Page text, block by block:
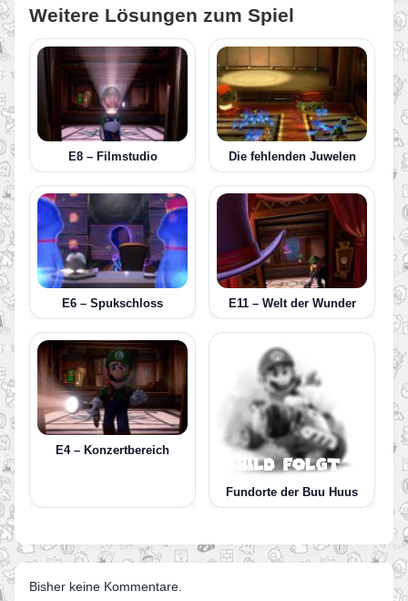
Weitere Lösungen zum Spiel
E8 – Filmstudio Die fehlenden Juwelen
E6 – Spukschloss E11 – Welt der Wunder
E4 – Konzertbereich
Fundorte der Buu Huus
Bisher keine Kommentare.